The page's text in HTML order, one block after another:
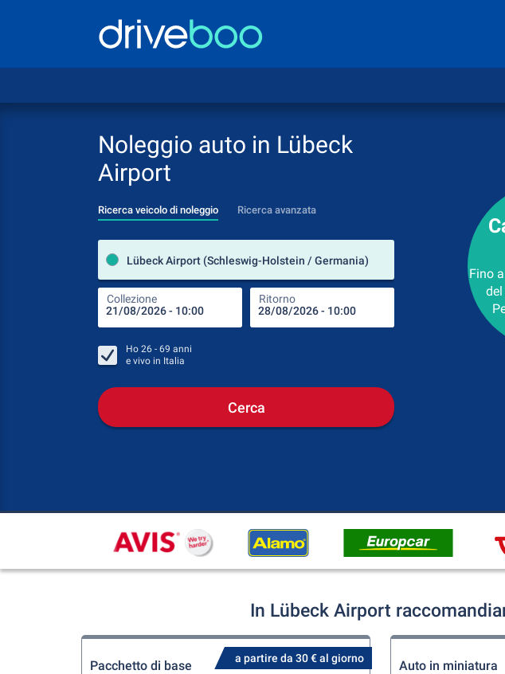
Noleggio auto in Lübeck
Airport
Ricerca veicolo di noleggio Ricerca avanzata
Lübeck Airport (Schleswig-Holstein / Germania)
Collezione Ritorno
Luogo del noleggio
Luogo di ritorno
Ho 26 - 69 anni
e vivo in Italia
Cerca
Fino
In Lübeck Airport
a partire da 30 € al giorno
Pacchetto di base Auto in miniatura